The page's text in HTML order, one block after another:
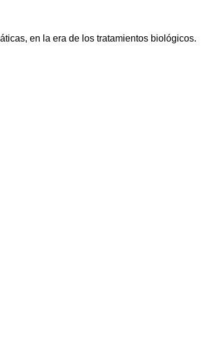
en la era de los tratamientos biológicos.